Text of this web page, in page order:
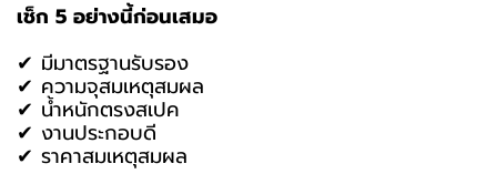
เช็ก 5 อย่างนี้ก่อนเสมอ
✔ มีมาตรฐานรับรอง
✔ ความจุสมเหตุสมผล
✔ น้ำหนักตรงสเปค
✔ งานประกอบดี
✔ ราคาสมเหตุสมผล